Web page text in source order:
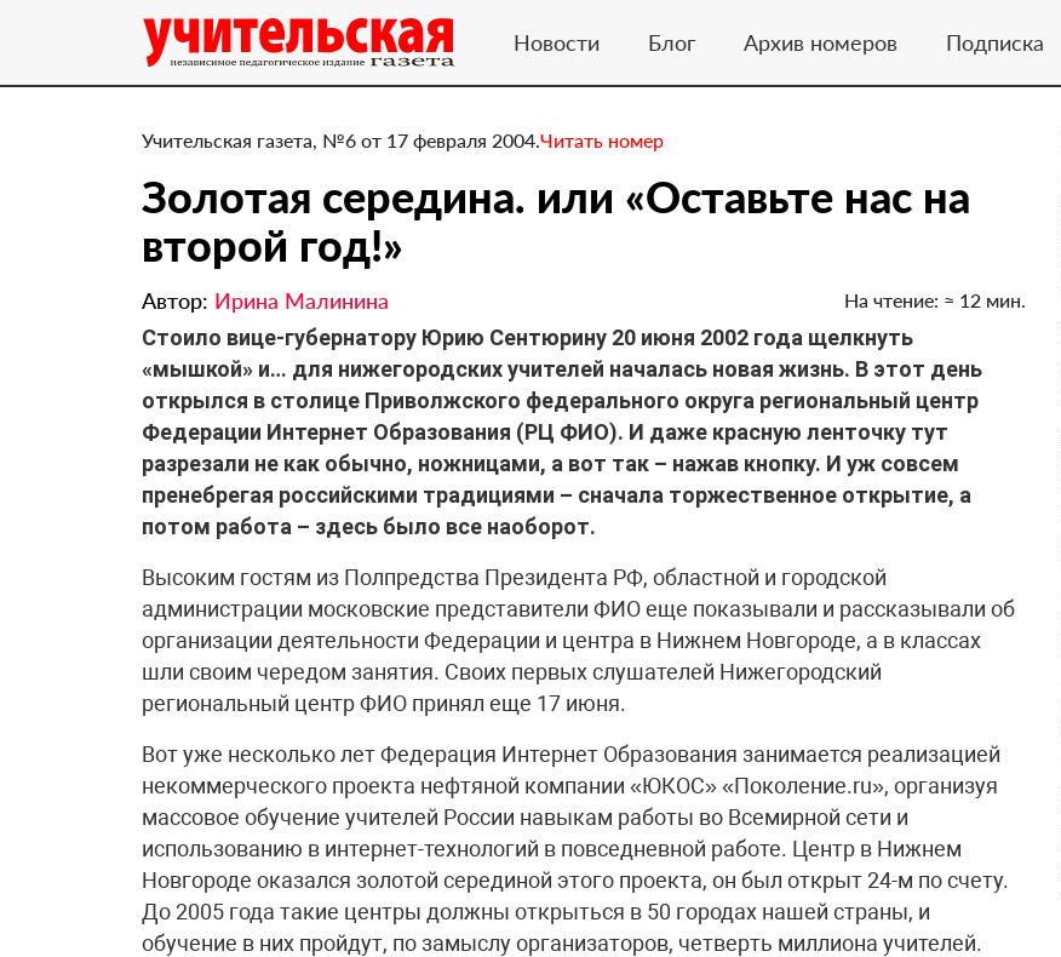
Новости Блог Архив номеров Подписка
Учительская газета, №6 от 17 февраля 2004.Читать номер
Золотая середина. или «Оставьте нас на
второй год!»
Автор: Ирина Малинина На чтение: ≈ 12 мин.
Стоило вице-губернатору Юрию Сентюрину 20 июня 2002 года щелкнуть
«мышкой» и… для нижегородских учителей началась новая жизнь. В этот день
открылся в столице Приволжского федерального округа региональный центр
Федерации Интернет Образования (РЦ ФИО). И даже красную ленточку тут
разрезали не как обычно, ножницами, а вот так – нажав кнопку. И уж совсем
пренебрегая российскими традициями – сначала торжественное открытие, а
потом работа – здесь было все наоборот.
Высоким гостям из Полпредства Президента РФ, областной и городской
администрации московские представители ФИО еще показывали и рассказывали об
организации деятельности Федерации и центра в Нижнем Новгороде, а в классах
шли своим чередом занятия. Своих первых слушателей Нижегородский
региональный центр ФИО принял еще 17 июня.
Вот уже несколько лет Федерация Интернет Образования занимается реализацией
некоммерческого проекта нефтяной компании «ЮКОС» «Поколение.ru», организуя
массовое обучение учителей России навыкам работы во Всемирной сети и
использованию в интернет-технологий в повседневной работе. Центр в Нижнем
Новгороде оказался золотой серединой этого проекта, он был открыт 24-м по счету.
До 2005 года такие центры должны открыться в 50 городах нашей страны, и
обучение в них пройдут, по замыслу организаторов, четверть миллиона учителей.